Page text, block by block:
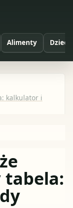
Alimenty Dzieci
kalkulator i
tabela: